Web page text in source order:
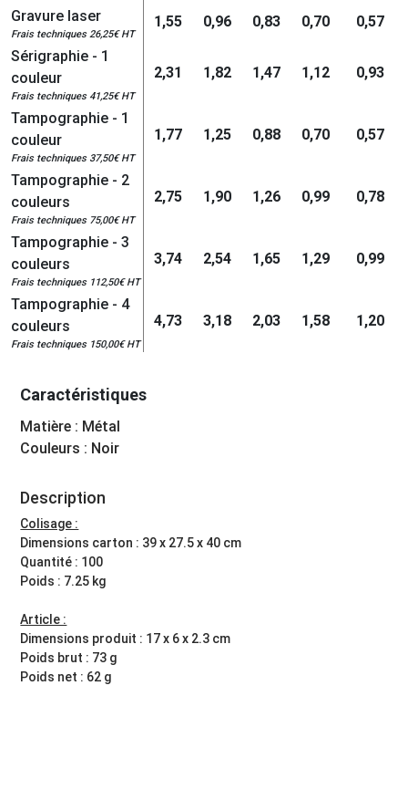
Gravure laser
Frais techniques 26,25€ HT
1,55 0,96 0,83 0,70
0,57
Sérigraphie - 1
couleur
Frais techniques 41,25€ HT
2,31 1,82 1,47 1,12 0,93
Tampographie - 1
couleur
Frais techniques 37,50€ HT
1,77 1,25 0,88 0,70 0,57
Tampographie - 2
couleurs
Frais techniques 75,00€ HT
2,75 1,90 1,26 0,99 0,78
Tampographie - 3
couleurs
Frais techniques 112,50€ HT
3,74 2,54 1,65 1,29 0,99
Tampographie - 4
couleurs
Frais techniques 150,00€ HT
4,73 3,18 2,03 1,58 1,20
Caractéristiques
Matière : Métal
Couleurs : Noir
Description
Colisage :
Dimensions carton : 39 x 27.5 x 40 cm
Quantité : 100
Poids : 7.25 kg
Article :
Dimensions produit : 17 x 6 x 2.3 cm
Poids brut : 73 g
Poids net : 62 g